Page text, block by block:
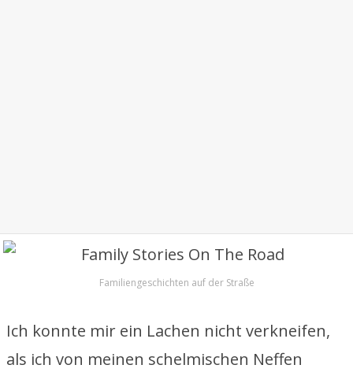
Familiengeschichten auf der Straße
Ich konnte mir ein Lachen nicht verkneifen,
als ich von meinen schelmischen Neffen